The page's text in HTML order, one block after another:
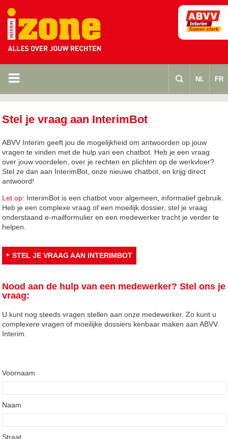
m s NL FR
Stel je vraag aan InterimBot
ABVV Interim geeft jou de mogelijkheid om antwoorden op jouw
vragen te vinden met de hulp van een chatbot. Heb je een vraag
over jouw voordelen, over je rechten en plichten op de werkvloer?
Stel ze dan aan InterimBot, onze nieuwe chatbot, en krijg direct
antwoord!
Let op: InterimBot is een chatbot voor algemeen, informatief gebruik.
Heb je een complexe vraag of een moeilijk dossier, stel je vraag
onderstaand e-mailformulier en een medewerker tracht je verder te
helpen.
STEL JE VRAAG AAN INTERIMBOT
Nood aan de hulp van een medewerker? Stel ons je
vraag:
U kunt nog steeds vragen stellen aan onze medewerker. Zo kunt u
complexere vragen of moeilijke dossiers kenbaar maken aan ABVV
Interim.
Voornaam
Naam
Straat